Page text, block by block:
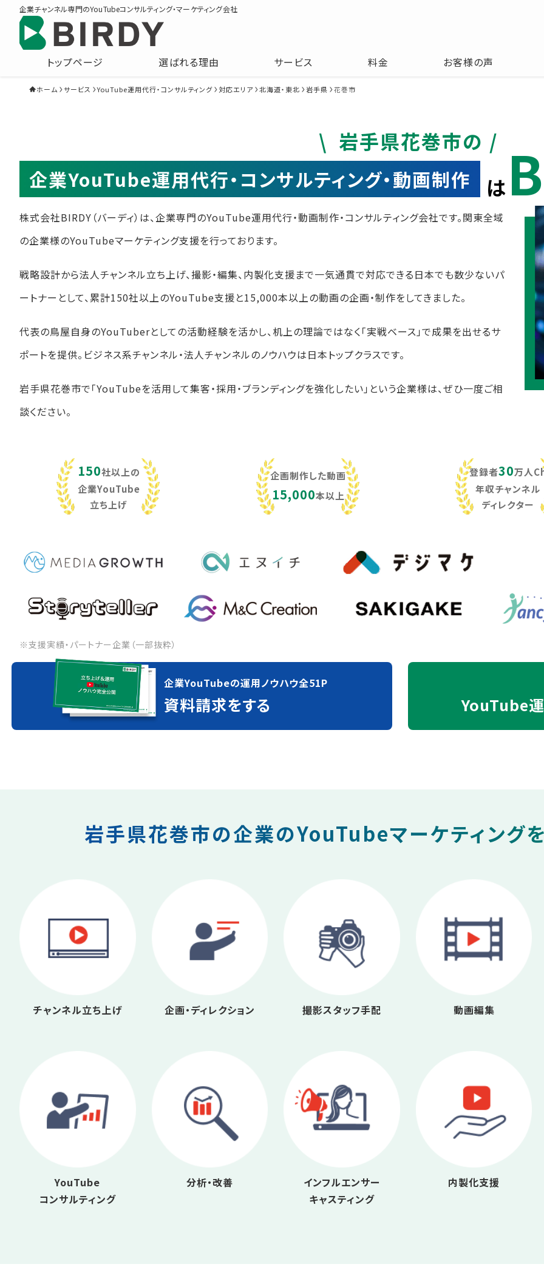
企業チャンネル専門のYouTubeコンサルティング・マーケティング会社
トップページ 選ばれる理由 サービス 料金 お客様の声
ホーム サービス YouTube運用代行・コンサルティング 対応エリア 北海道・東北 岩手県 花巻市
岩手県花巻市の
企業YouTube運用代行・コンサルティング・動画制作 は
株式会社BIRDY（バーディ）は、企業専門のYouTube運用代行・動画制作・コンサルティング会社です。関東全域
の企業様のYouTubeマーケティング支援を行っております。
戦略設計から法人チャンネル立ち上げ、撮影・編集、内製化支援まで一気通貫で対応できる日本でも数少ないパ
ートナーとして、累計150社以上のYouTube支援と15,000本以上の動画の企画・制作をしてきました。
代表の鳥屋自身のYouTuberとしての活動経験を活かし、机上の理論ではなく「実戦ベース」で成果を出せるサ
ポートを提供。ビジネス系チャンネル・法人チャンネルのノウハウは日本トップクラスです。
岩手県花巻市で「YouTubeを活用して集客・採用・ブランディングを強化したい」という企業様は、ぜひ一度ご相
談ください。
150社以上の
企業YouTube
立ち上げ
企画制作した動画
15,000本以上
登録者30万人
年収チャンネル
ディレクター
※支援実績・パートナー企業（一部抜粋）
企業YouTubeの運用ノウハウ全51P
資料請求をする YouTube
岩手県花巻市の企業のYouTubeマーケティング
チャンネル立ち上げ 企画・ディレクション 撮影スタッフ手配 動画編集
YouTube
コンサルティング
分析・改善
インフルエンサー
キャスティング
内製化支援